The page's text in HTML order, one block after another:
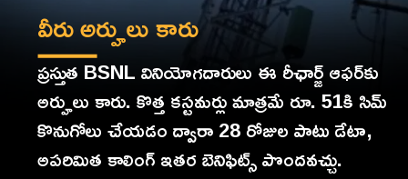
ప్రస్తుత BSNL వినియోగదారులు ఈ రీఛార్జ్ ఆఫర్‌కు
అర్హులు కారు. కొత్త కస్టమర్లు మాత్రమే రూ. 51కి సిమ్
కొనుగోలు చేయడం ద్వారా 28 రోజుల పాటు డేటా,
అపరిమిత కాలింగ్ ఇతర బెనిఫిట్స్‌ పొందవచ్చు.
వీరు అర్హులు కారు